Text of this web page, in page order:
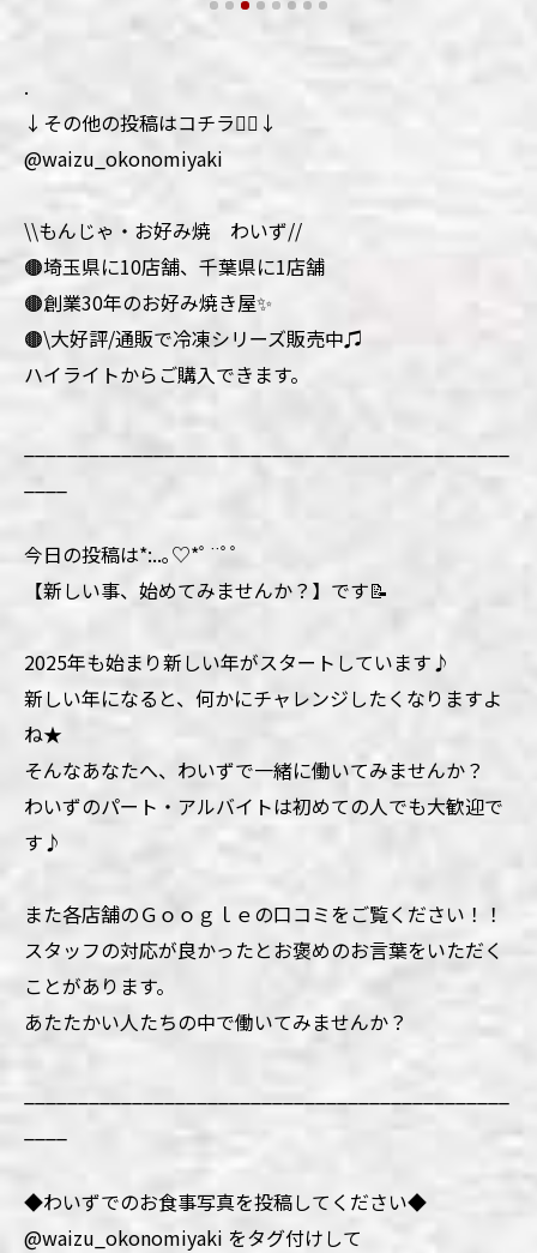
.
↓その他の投稿はコチラ💁‍♀️↓
@waizu_okonomiyaki
\\もんじゃ・お好み焼 わいず//
🟤埼玉県に10店舗、千葉県に1店舗
🟤創業30年のお好み焼き屋✨
🟤\大好評/通販で冷凍シリーズ販売中♫
ハイライトからご購入できます。
今日の投稿は*:..｡♡*ﾟ¨ﾟﾟ
【新しい事、始めてみませんか？】です📝
2025年も始まり新しい年がスタートしています♪
新しい年になると、何かにチャレンジしたくなりますよ
ね★
そんなあなたへ、わいずで一緒に働いてみませんか？
わいずのパート・アルバイトは初めての人でも大歓迎で
す♪
また各店舗のＧｏｏｇｌｅの口コミをご覧ください！！
スタッフの対応が良かったとお褒めのお言葉をいただく
ことがあります。
あたたかい人たちの中で働いてみませんか？
◆わいずでのお食事写真を投稿してください◆
@waizu_okonomiyaki をタグ付けして